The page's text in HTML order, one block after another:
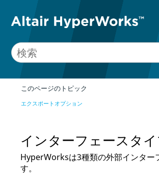
このページのトピック
エクスポートオプション
インターフェースタ
HyperWorksは3種類の外部インター
す。